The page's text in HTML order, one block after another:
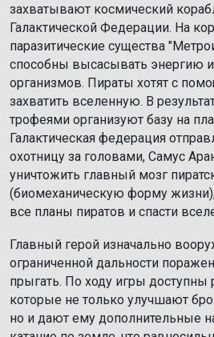
захватывают космический
Галактической Федерации. На
паразитические существа
способны высасывать энергию
организмов. Пираты хотят с
захватить вселенную. В
трофеями организуют базу на
Галактическая федерация
охотницу за головами, Самус
уничтожить главный мозг
(биомеханическую форму
все планы пиратов и спасти
Главный герой изначально
ограниченной дальности
прыгать. По ходу игры доступны
которые не только улучшают
но и дают ему дополнительные